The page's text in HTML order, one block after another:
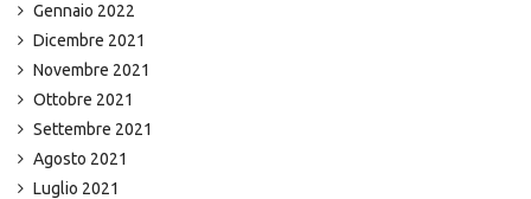
Gennaio 2022
Dicembre 2021
Novembre 2021
Ottobre 2021
Settembre 2021
Agosto 2021
Luglio 2021